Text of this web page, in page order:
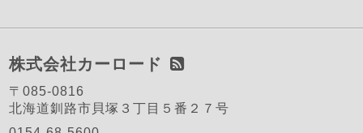
株式会社カーロード
〒085-0816
北海道釧路市貝塚３丁目５番２７号